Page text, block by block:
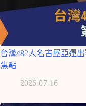
台灣482人名古屋亞運
焦點
2026-07-16